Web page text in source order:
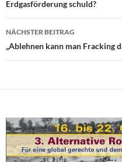
Erdgasförderung schuld?
NÄCHSTER BEITRAG
„Ablehnen kann man Fracking